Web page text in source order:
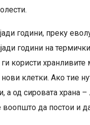
години, преку
години на
користи хранливите
нови клетки. Ако тие
а од сировата храна
да постои и